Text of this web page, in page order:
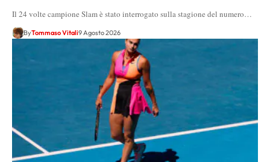
Il 24 volte campione Slam è stato interrogato sulla stagione del numero…
ByTommaso Vitali9 Agosto 2026